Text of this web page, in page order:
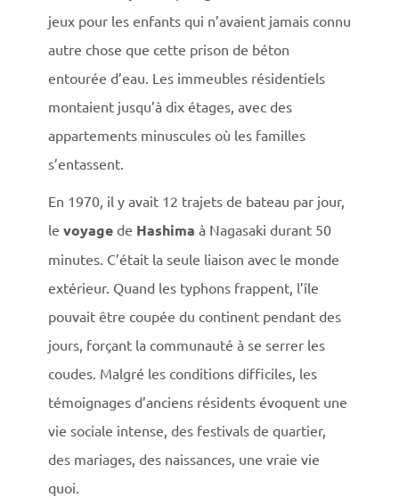
jeux pour les enfants qui n’avaient jamais connu
autre chose que cette prison de béton
entourée d’eau. Les immeubles résidentiels
montaient jusqu’à dix étages, avec des
appartements minuscules où les familles
s’entassent.
En 1970, il y avait 12 trajets de bateau par jour,
le voyagede Hashima à Nagasaki durant 50
minutes. C’était la seule liaison avec le monde
extérieur. Quand les typhons frappent, l’île
pouvait être coupée du continent pendant des
jours, forçant la communauté à se serrer les
coudes. Malgré les conditions difficiles, les
témoignages d’anciens résidents évoquent une
vie sociale intense, des festivals de quartier,
des mariages, des naissances, une vraie vie
quoi.